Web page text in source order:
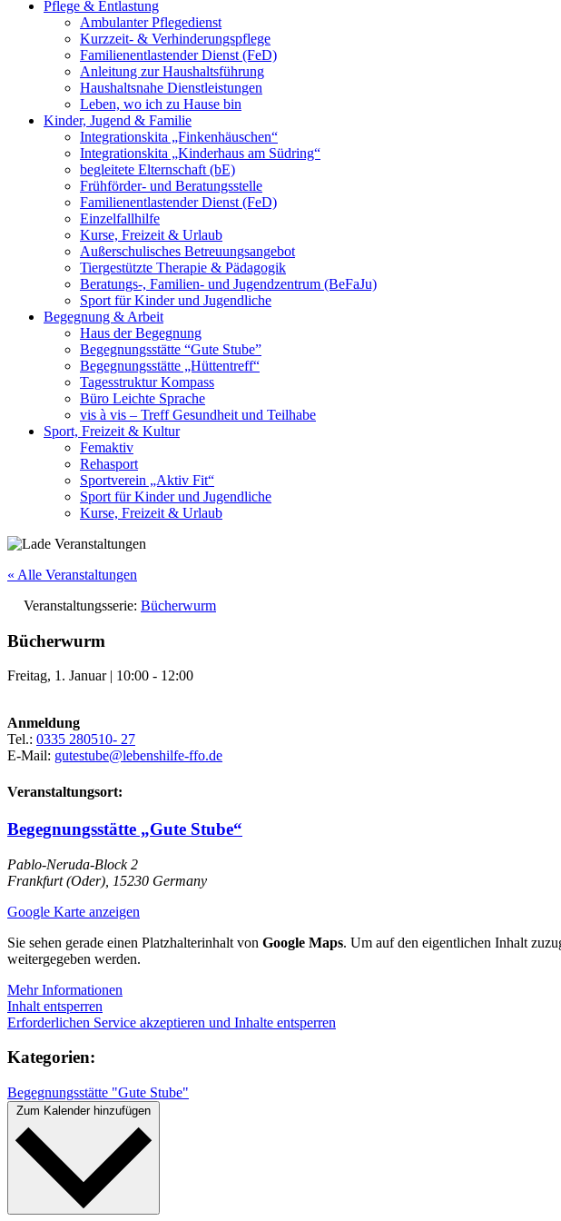
Pflege & Entlastung
Ambulanter Pflegedienst
Kurzzeit- & Verhinderungspflege
Familienentlastender Dienst (FeD)
Anleitung zur Haushaltsführung
Haushaltsnahe Dienstleistungen
Leben, wo ich zu Hause bin
Kinder, Jugend & Familie
Integrationskita „Finkenhäuschen“
Integrationskita „Kinderhaus am Südring“
begleitete Elternschaft (bE)
Frühförder- und Beratungsstelle
Familienentlastender Dienst (FeD)
Einzelfallhilfe
Kurse, Freizeit & Urlaub
Außerschulisches Betreuungsangebot
Tiergestützte Therapie & Pädagogik
Beratungs-, Familien- und Jugendzentrum (BeFaJu)
Sport für Kinder und Jugendliche
Begegnung & Arbeit
Haus der Begegnung
Begegnungsstätte “Gute Stube”
Begegnungsstätte „Hüttentreff“
Tagesstruktur Kompass
Büro Leichte Sprache
vis à vis – Treff Gesundheit und Teilhabe
Sport, Freizeit & Kultur
Femaktiv
Rehasport
Sportverein „Aktiv Fit“
Sport für Kinder und Jugendliche
Kurse, Freizeit & Urlaub
« Alle Veranstaltungen
Veranstaltungsserie: Bücherwurm
Bücherwurm
Freitag, 1. Januar | 10:00 - 12:00
Anmeldung
Tel.: 0335 280510- 27
E-Mail: gutestube@lebenshilfe-ffo.de
Veranstaltungsort:
Begegnungsstätte „Gute Stube“
Pablo-Neruda-Block 2
Frankfurt (Oder) 15230 Germany
Google Karte anzeigen
Sie sehen gerade einen Platzhalterinhalt von Google Maps. Um auf den eigentlichen Inhalt
weitergegeben werden.
Mehr Informationen
Inhalt entsperren
Erforderlichen Service akzeptieren und Inhalte entsperren
Kategorien:
Begegnungsstätte "Gute Stube"